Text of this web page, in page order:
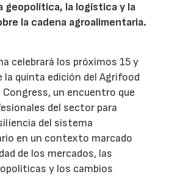
geopolítica, la logística y la
la cadena agroalimentaria.
celebrará los próximos 15 y
la quinta edición del Agrifood
un encuentro que
del sector para
del sistema
en un contexto marcado
de los mercados, las
y los cambios